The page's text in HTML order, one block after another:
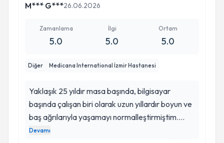
M*** G***26.06.2026
Zamanlama
5.0
İlgi
5.0
Ortam
5.0
Diğer Medicana International İzmir Hastanesi
Yaklaşık 25 yıldır masa başında, bilgisayar
başında çalışan biri olarak uzun yıllardır boyun ve
baş ağrılarıyla yaşamayı normalleştirmiştim.
Ancak son iki ayda sırtıma saplanan bıçak gibi
Devamı